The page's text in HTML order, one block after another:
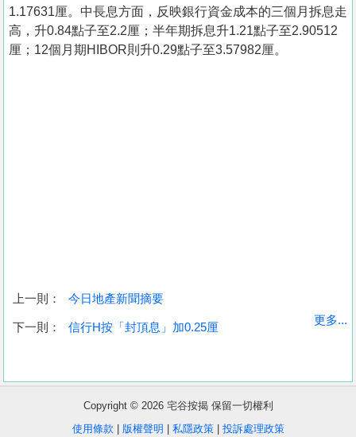
收
盤
1.17631厘。中長息方面，反映銀行資金成本的三個月拆息走
高，升0.84點子至2.2厘；半年期拆息升1.21點子至2.90512
厘；12個月期HIBOR則升0.29點子至3.57982厘。
上一則： 今日地產新聞摘要
下一則： 信行H按「封頂息」加0.25厘
更多...
Copyright © 2026 宅谷按揭 保留一切權利
使用條款
版權聲明 私隱政策| 投訴處理政策